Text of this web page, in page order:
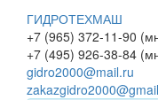
ГИДРОТЕХМАШ
+7 (965) 372-11-90
+7 (495) 926-38-84
gidro2000@mail.ru